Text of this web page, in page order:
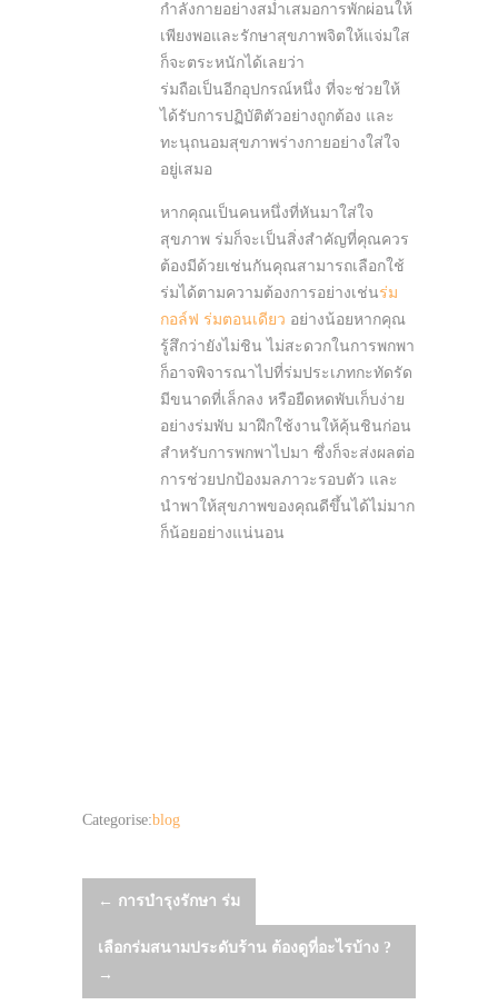
กำลังกายอย่างสม่ำเสมอการพักผ่อนให้
เพียงพอและรักษาสุขภาพจิตให้แจ่มใส
ก็จะตระหนักได้เลยว่า
ร่มถือเป็นอีกอุปกรณ์หนึ่ง ที่จะช่วยให้
ได้รับการปฏิบัติตัวอย่างถูกต้อง และ
ทะนุถนอมสุขภาพร่างกายอย่างใส่ใจ
อยู่เสมอ
หากคุณเป็นคนหนึ่งที่หันมาใส่ใจ
สุขภาพ ร่มก็จะเป็นสิ่งสำคัญที่คุณควร
ต้องมีด้วยเช่นกันคุณสามารถเลือกใช้
ร่มได้ตามความต้องการอย่างเช่นร่ม
กอล์ฟ ร่มตอนเดียว อย่างน้อยหากคุณ
รู้สึกว่ายังไม่ชิน ไม่สะดวกในการพกพา
ก็อาจพิจารณาไปที่ร่มประเภทกะทัดรัด
มีขนาดที่เล็กลง หรือยืดหดพับเก็บง่าย
อย่างร่มพับ มาฝึกใช้งานให้คุ้นชินก่อน
สำหรับการพกพาไปมา ซึ่งก็จะส่งผลต่อ
การช่วยปกป้องมลภาวะรอบตัว และ
นำพาให้สุขภาพของคุณดีขึ้นได้ไม่มาก
ก็น้อยอย่างแน่นอน
Categorise:blog
Post
navigation
← การบำรุงรักษา ร่ม
เลือกร่มสนามประดับร้าน ต้องดูที่อะไรบ้าง ?
→